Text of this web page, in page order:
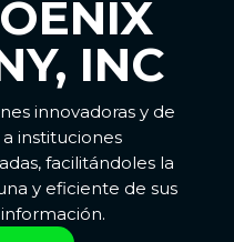
INC
innovadoras y de
instituciones
facilitándoles la
y eficiente de sus